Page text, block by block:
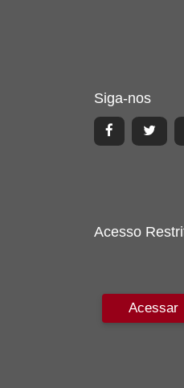
Siga-nos
Acesso
Acessar